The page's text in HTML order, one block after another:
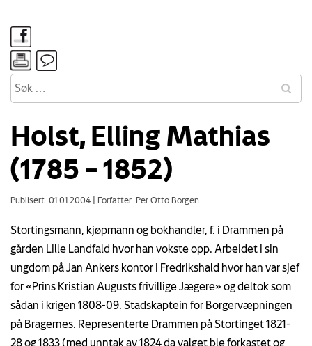
Holst, Elling Mathias
(1785 – 1852)
Publisert: 01.01.2004 Forfatter: Per Otto Borgen
Stortingsmann, kjøpmann og bokhandler, f. i Drammen på
gården Lille Landfald hvor han vokste opp. Arbeidet i sin
ungdom på Jan Ankers kontor i Fredrikshald hvor han var sjef
for «Prins Kristian Augusts frivillige Jægere» og deltok som
sådan i krigen 1808-09. Stadskaptein for Borgervæpningen
på Bragernes. Representerte Drammen på Stortinget 1821-
28 og 1833 (med unntak av 1824 da valget ble forkastet og